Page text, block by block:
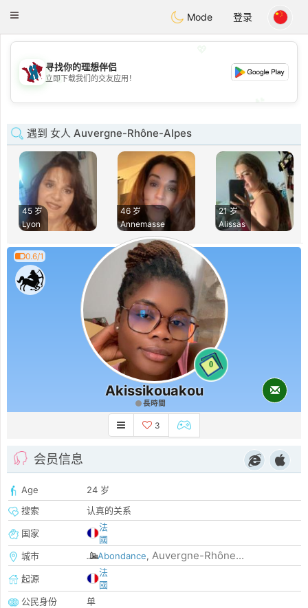
Taimerais
Toggle
Mode 登录
💖
💕
寻找你的理想伴侣
立即下载我们的交友应用！
遇到 女人 Auvergne-Rhône-Alpes
45 岁
Lyon
46 岁
Annemasse
21 岁
Alissas
0.6/1
0
Akissikouakou
長時間
3
会员信息
Age
24 岁
搜索
认真的关系
国家
法
國
城市
Abondance, Auvergne-Rhône...
起源
法
國
公民身份
单